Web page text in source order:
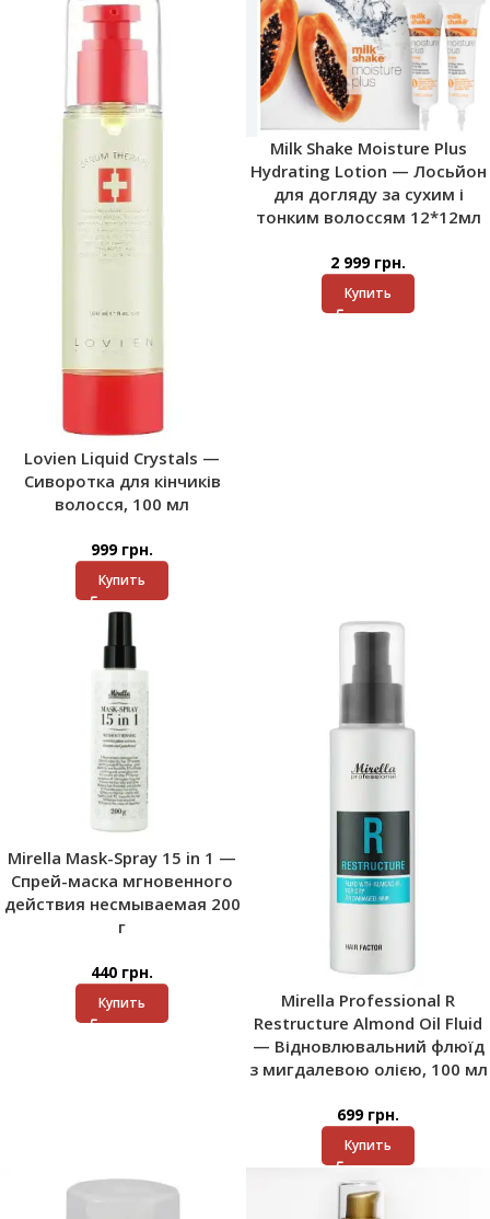
Lovien Liquid Crystals —
Сиворотка для кінчиків
волосся, 100 мл
999 грн.
Купить
Milk Shake Moisture Plus
Hydrating Lotion — Лосьйон
для догляду за сухим і
тонким волоссям 12*12мл
2 999 грн.
Купить
Mirella Mask-Spray 15 in 1 —
Спрей-маска мгновенного
действия несмываемая 200
г
440 грн.
Купить
Mirella Professional R
Restructure Almond Oil Fluid
— Відновлювальний флюїд
з мигдалевою олією, 100 мл
699 грн.
Купить